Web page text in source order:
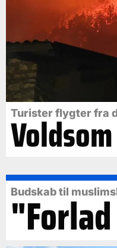
Turister flygter fra
Budskab til